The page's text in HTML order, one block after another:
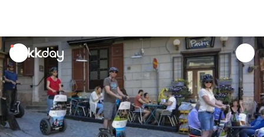
unread
notifications